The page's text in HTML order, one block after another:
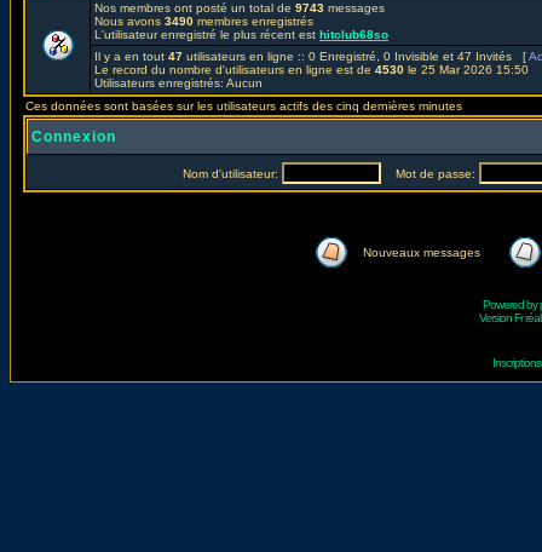
Nos membres ont posté un total de 9743 messages
Nous avons 3490 membres enregistrés
L'utilisateur enregistré le plus récent est hitclub68so
Il y a en tout 47 utilisateurs en ligne :: 0 Enregistré, 0 Invisible et 47 Invités [
Le record du nombre d'utilisateurs en ligne est de 4530 le 25 Mar 2026 15:50
Utilisateurs enregistrés: Aucun
Ces données sont basées sur les utilisateurs actifs des cinq dernières minutes
Connexion
Nom d'utilisateur: Mot de passe:
Nouveaux messages
Powered by
Version Fr